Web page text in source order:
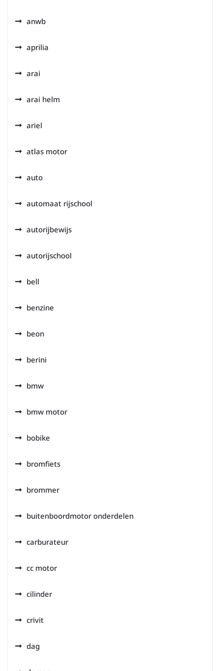
anwb
aprilia
arai
arai helm
ariel
atlas motor
auto
automaat rijschool
autorijbewijs
autorijschool
bell
benzine
beon
berini
bmw
bmw motor
bobike
bromfiets
brommer
buitenboordmotor onderdelen
carburateur
cc motor
cilinder
crivit
dag